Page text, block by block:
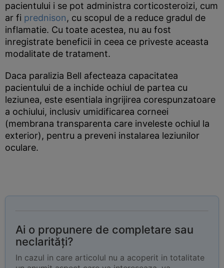
pacientului i se pot administra corticosteroizi, cum
ar fi prednison, cu scopul de a reduce gradul de
inflamatie. Cu toate acestea, nu au fost
inregistrate beneficii in ceea ce priveste aceasta
modalitate de tratament.
Daca paralizia Bell afecteaza capacitatea
pacientului de a inchide ochiul de partea cu
leziunea, este esentiala ingrijirea corespunzatoare
a ochiului, inclusiv umidificarea corneei
(membrana transparenta care inveleste ochiul la
exterior), pentru a preveni instalarea leziunilor
oculare.
Ai o propunere de completare sau
neclarități?
In cazul in care articolul nu a acoperit in totalitate